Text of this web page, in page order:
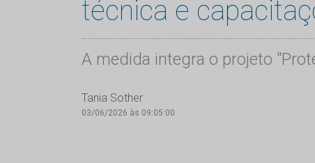
técnica e
A medida integra o projeto
Tania Sother
03/06/2026 às 09:05:00